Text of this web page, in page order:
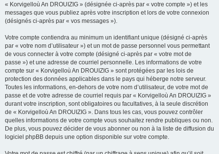
« Korvigelloù An DROUIZIG » (désignée ci-après par « votre compte ») et les
messages que vous publiez après votre inscription et lors de votre connexion
(désignés ci-après par « vos messages »).
Votre compte contiendra au minimum un identifiant unique (désigné ci-après
par « votre nom d’utilisateur ») et un mot de passe personnel vous permettant
de vous connecter à votre compte (désigné ci-après par « votre mot de
passe ») et une adresse de courriel personnelle. Les informations de votre
compte sur « Korvigelloù An DROUIZIG » sont protégées par les lois de
protection des données applicables dans le pays qui héberge notre serveur.
Toutes les informations, en-dehors de votre nom d’utilisateur, de votre mot de
passe et de votre adresse de courriel requis par « Korvigelloù An DROUIZIG »
durant votre inscription, sont obligatoires ou facultatives, à la seule discrétion
de « Korvigelloù An DROUIZIG ». Dans tous les cas, vous pouvez contrôler
quelles informations de votre compte vous souhaitez rendre publiques ou non.
De plus, vous pouvez décider de vous abonner ou non à la liste de diffusion du
logiciel phpBB depuis une option disponible sur votre compte.